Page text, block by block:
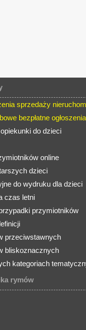
sprzedaży
bezpłatne
do dzieci
online
dzieci
do wydruku dla dzieci
czas letni
przymiotników
przeciwstawnych
bliskoznacznych
kategoriach
rymów